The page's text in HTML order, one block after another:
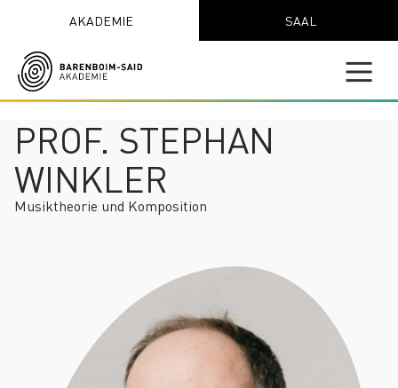
AKADEMIE SAAL
PROF. STEPHAN
WINKLER
Musiktheorie und Komposition